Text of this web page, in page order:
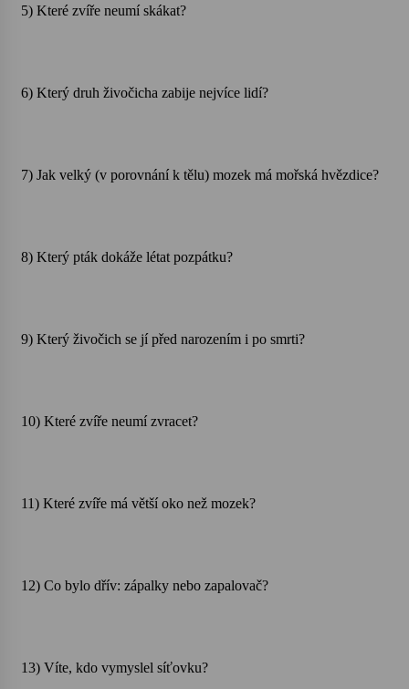
14. 7. 2026
odkaz Josefa Čapka
Želiv
30. 6. 2026
5) Které zvíře neumí skákat?
6) Který druh živočicha zabije nejvíce lidí?
7) Jak velký (v porovnání k tělu) mozek má mořská hvězdice?
8) Který pták dokáže létat pozpátku?
9) Který živočich se jí před narozením i po smrti?
10) Které zvíře neumí zvracet?
11) Které zvíře má větší oko než mozek?
12) Co bylo dřív: zápalky nebo zapalovač?
13) Víte, kdo vymyslel síťovku?